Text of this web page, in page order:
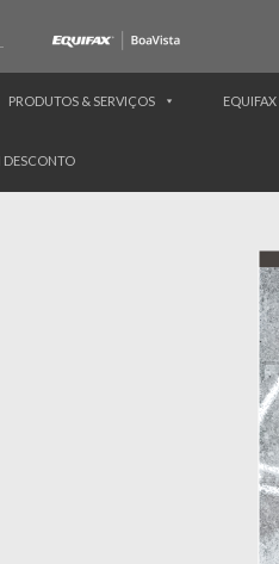
PRODUTOS & SERVIÇOS
DESCONTO